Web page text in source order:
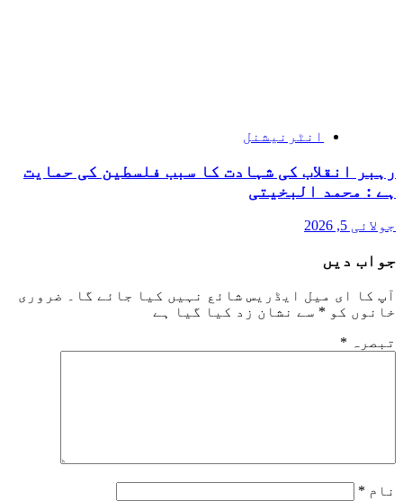
انٹرنیشنل
رہبر انقلاب کی شہادت کا سبب فلسطین کی حمایت
ہے : محمد البخیتی
جولائی 5, 2026
جواب دیں
آپ کا ای میل ایڈریس شائع نہیں کیا جائے گا۔
ضروری
خانوں کو * سے نشان زد کیا گیا ہے
تبصرہ *
نام *